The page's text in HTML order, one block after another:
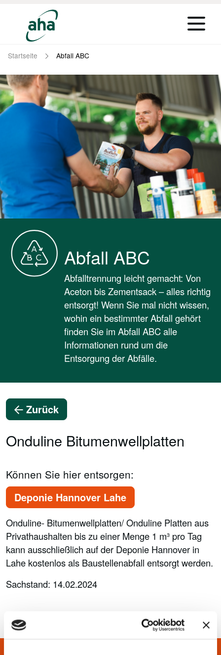
Startseite Abfall ABC
Abfall ABC
Abfalltrennung leicht gemacht: Von
Aceton bis Zementsack – alles richtig
entsorgt! Wenn Sie mal nicht wissen,
wohin ein bestimmter Abfall gehört
finden Sie im Abfall ABC alle
Informationen rund um die
Entsorgung der Abfälle.
Zurück
Onduline Bitumenwellplatten
Können Sie hier entsorgen:
Deponie Hannover Lahe
Onduline- Bitumenwellplatten/ Onduline Platten aus
Privathaushalten bis zu einer Menge 1 m³ pro Tag
kann ausschließlich auf der Deponie Hannover in
Lahe kostenlos als Baustellenabfall entsorgt werden.
Sachstand: 14.02.2024